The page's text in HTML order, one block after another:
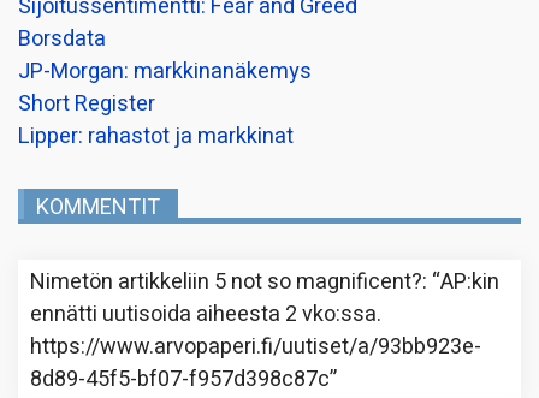
Sijoitussentimentti: Fear and Greed
Borsdata
JP-Morgan: markkinanäkemys
Short Register
Lipper: rahastot ja markkinat
KOMMENTIT
Nimetön artikkeliin 5 not so magnificent?: “AP:kin
ennätti uutisoida aiheesta 2 vko:ssa.
https://www.arvopaperi.fi/uutiset/a/93bb923e-
8d89-45f5-bf07-f957d398c87c”